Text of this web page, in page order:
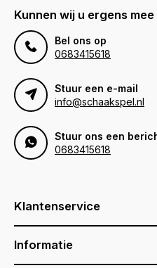
Kunnen wij u ergens
Bel ons op
0683415618
Stuur een e-mail
info@schaakspel.nl
Stuur ons een
0683415618
Klantenservice
Informatie